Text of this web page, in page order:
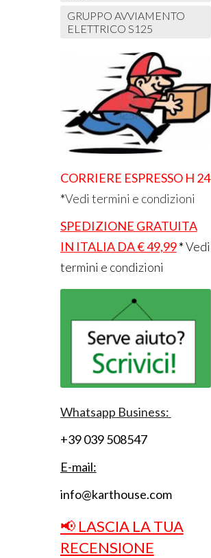
GRUPPO AVVIAMENTO
ELETTRICO S125
CORRIERE ESPRESSO H 24
*Vedi termini e condizioni
SPEDIZIONE GRATUITA
IN ITALIA DA € 49,99*Vedi
termini e condizioni
Whatsapp Business:
+39 039 508547
E-mail:
info@karthouse.com
📢 LASCIA LA TUA
RECENSIONE